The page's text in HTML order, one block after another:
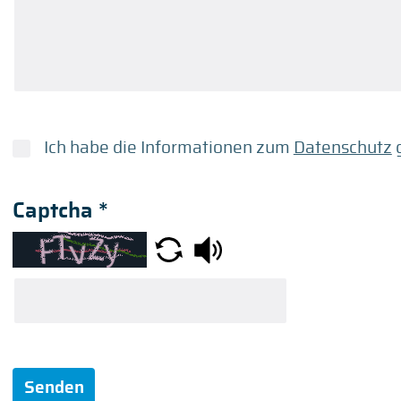
Ich habe die Informationen zum Datenschutz
Captcha *
Senden